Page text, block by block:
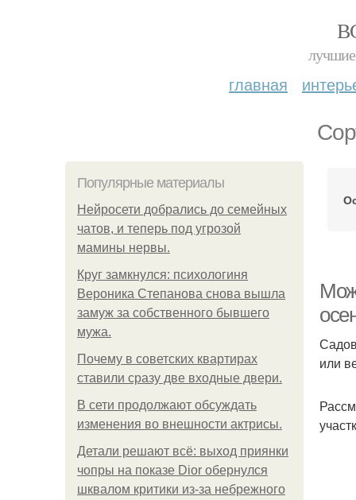
лучшие
главная
Популярные материалы
Нейросети добрались до семейных
чатов, и теперь под угрозой
мамины нервы.
Круг замкнулся: психологиня
Вероника Степанова снова вышла
замуж за собственного бывшего
мужа.
Почему в советских квартирах
ставили сразу две входные двери.
В сети продолжают обсуждать
изменения во внешности актрисы.
Детали решают всё: выход приянки
чопры на показе Dior обернулся
шквалом критики из-за небрежного
или